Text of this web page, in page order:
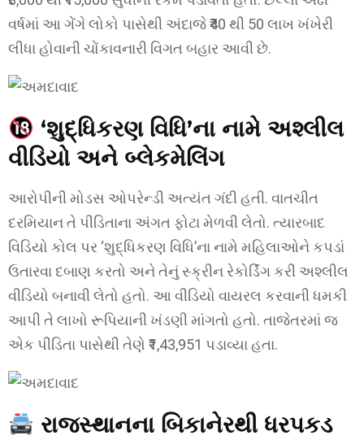
વર્ષમાં આ ગેંગે લોકો પાસેથી અંદાજે ₹40 થી 50 લાખ ખંખેરી
લીધા હોવાની ચોંકાવનારી વિગત બહાર આવી છે.
‘શુદ્ધિકરણ વિધિ’ના નામે અશ્લીલ
વીડિયો અને બ્લેકમેલિંગ
આરોપીની મોડસ ઓપરેન્ડી અત્યંત ગંદી હતી. વાતચીત
દરમિયાન તે પીડિતાના અંગત ફોટા મેળવી લેતો. ત્યારબાદ
વિડિયો કોલ પર ‘શુદ્ધિકરણ વિધિ’ના નામે મહિલાઓને કપડાં
ઉતારવા દબાણ કરતો અને તેનું સ્ક્રીન રેકોર્ડિંગ કરી અશ્લીલ
વીડિયો બનાવી લેતો હતો. આ વીડિયો વાયરલ કરવાની ધમકી
આપી તે લાખો રૂપિયાની ખંડણી માંગતો હતો. તાજેતરમાં જ
એક પીડિતા પાસેથી તેણે ₹1,43,951 પડાવ્યા હતા.
રાજસ્થાનના બિકાનેરથી ધરપકડ